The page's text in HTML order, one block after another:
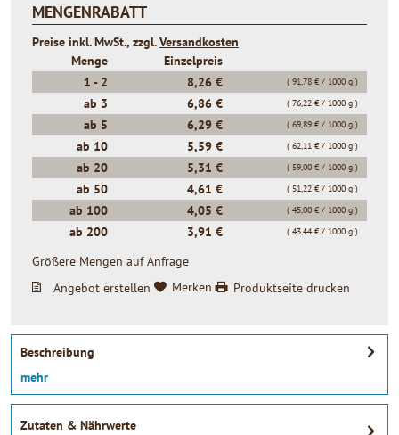
MENGENRABATT
Preise inkl. MwSt., zzgl.Versandkosten
Menge
Einzelpreis
1 - 2 8,26 € ( 91,78 € / 1000 g )
ab 3 6,86 € ( 76,22 € / 1000 g )
ab 5 6,29 € ( 69,89 € / 1000 g )
ab 10 5,59 € ( 62,11 € / 1000 g )
ab 20 5,31 € ( 59,00 € / 1000 g )
ab 50 4,61 € ( 51,22 € / 1000 g )
ab 100 4,05 € ( 45,00 € / 1000 g )
ab 200 3,91 € ( 43,44 € / 1000 g )
Größere Mengen auf Anfrage
Angebot erstellen
Merken Produktseite drucken
Beschreibung
mehr
Zutaten & Nährwerte